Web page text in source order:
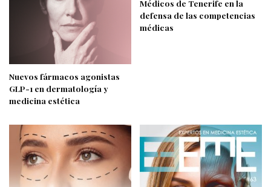
Nuevos fármacos agonistas
GLP-1 en dermatología y
medicina estética
Médicos de Tenerife en la
defensa de las competencias
médicas